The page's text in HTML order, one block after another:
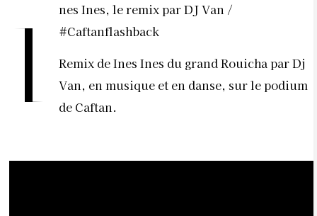
I
nes Ines, le remix par DJ Van /
#Caftanflashback
Remix de Ines Ines du grand Rouicha par Dj
Van, en musique et en danse, sur le podium
de Caftan.